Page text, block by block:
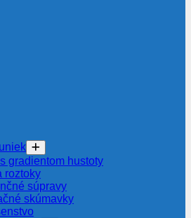
gradientom hustoty
roztoky
súpravy
skúmavky